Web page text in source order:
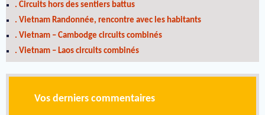
. Circuits hors des sentiers battus
. Vietnam Randonnée, rencontre avec les habitants
. Vietnam – Cambodge circuits combinés
. Vietnam – Laos circuits combinés
Vos derniers commentaires